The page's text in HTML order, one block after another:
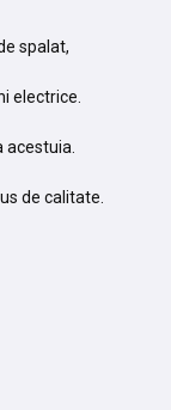
spalat,
electrice.
de calitate.